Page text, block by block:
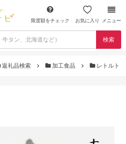
限度額をチェック お気に入り メニュー
検索
返礼品検索 加工食品 レトルト